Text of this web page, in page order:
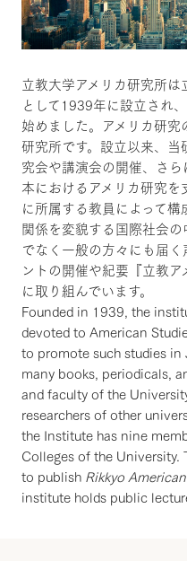
立教大学アメリカ研究所
として1939年に設立され
始めました。アメリカ研
研究所です。設立以来、
究会や講演会の開催、さ
本におけるアメリカ研究
に所属する教員によって
関係を変貌する国際社会
でなく一般の方々にも届
ントの開催や紀要『立教
に取り組んでいます。
Founded in 1939, the
devoted to American
to promote such studies
many books, periodicals,
and faculty of the
researchers of other
the Institute has nine
Colleges of the University.
to publish Rikkyo
institute holds public